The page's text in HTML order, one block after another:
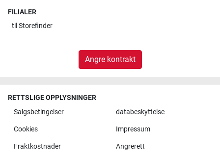
FILIALER
til Storefinder
Angre kontrakt
RETTSLIGE OPPLYSNINGER
Salgsbetingelser
databeskyttelse
Cookies Impressum
Fraktkostnader Angrerett